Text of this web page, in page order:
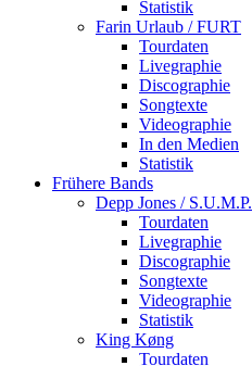
Statistik
Farin Urlaub / FURT
Tourdaten
Livegraphie
Discographie
Songtexte
Videographie
In den Medien
Statistik
Frühere Bands
Depp Jones / S.U.M.P.
Tourdaten
Livegraphie
Discographie
Songtexte
Videographie
Statistik
King Køng
Tourdaten